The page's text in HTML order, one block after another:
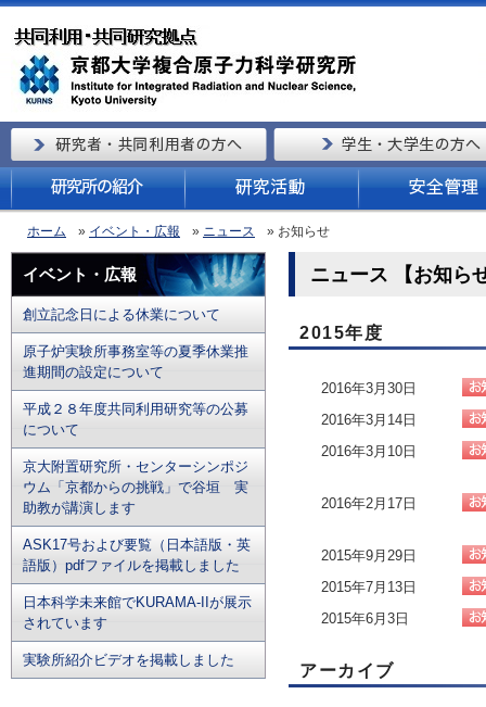
ホーム » イベント・広報 » ニュース » お知らせ
イベント・広報
創立記念日による休業について
原子炉実験所事務室等の夏季休業推
進期間の設定について
平成２８年度共同利用研究等の公募
について
京大附置研究所・センターシンポジ
ウム「京都からの挑戦」で谷垣 実
助教が講演します
ASK17号および要覧（日本語版・英
語版）pdfファイルを掲載しました
日本科学未来館でKURAMA-IIが展示
されています
実験所紹介ビデオを掲載しました
ニュース 【お知ら
2015年度
2016年3月30日
2016年3月14日
2016年3月10日
2016年2月17日
2015年9月29日
2015年7月13日
2015年6月3日
アーカイブ